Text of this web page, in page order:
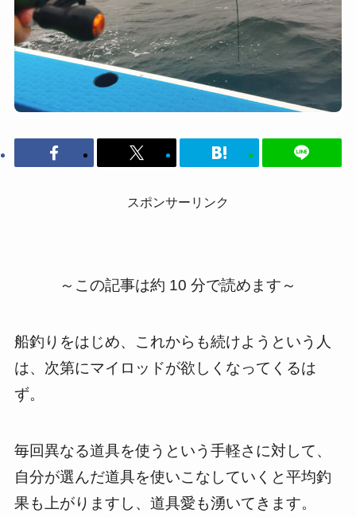
スポンサーリンク
～この記事は約 10 分で読めます～
船釣りをはじめ、これからも続けようという人
は、次第にマイロッドが欲しくなってくるは
ず。
毎回異なる道具を使うという手軽さに対して、
自分が選んだ道具を使いこなしていくと平均釣
果も上がりますし、道具愛も湧いてきます。